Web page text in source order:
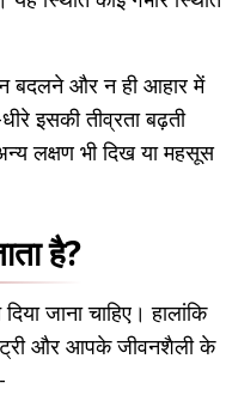
बदलने और न ही आहार में
इसकी तीव्रता बढ़ती
लक्षण भी दिख या महसूस
है?
जाना चाहिए। हालांकि
और आपके जीवनशैली के